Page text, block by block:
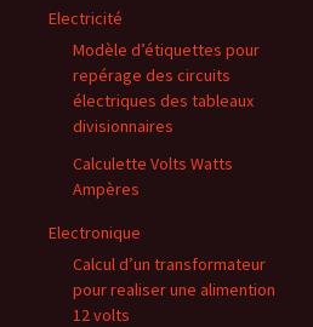
Electricité
Modèle d’étiquettes pour
repérage des circuits
électriques des tableaux
divisionnaires
Calculette Volts Watts
Ampères
Electronique
Calcul d’un transformateur
pour realiser une alimention
12 volts